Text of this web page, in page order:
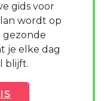
gids voor
wordt op
gezonde
je elke dag
blijft.